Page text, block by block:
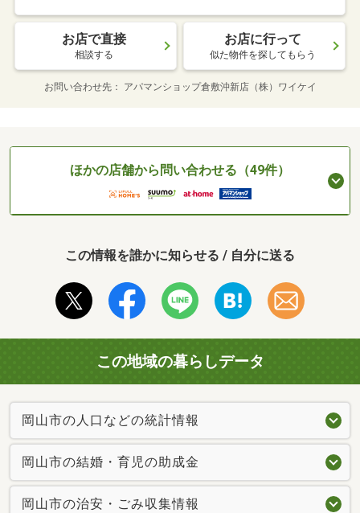
お店で直接
相談する
お店に行って
似た物件を探してもらう
お問い合わせ先 アパマンショップ倉敷沖新店（株）ワイケイ
ほかの店舗から問い合わせる（49件）
この情報を誰かに知らせる / 自分に送る
この地域の暮らしデータ
岡山市の人口などの統計情報
岡山市の結婚・育児の助成金
岡山市の治安・ごみ収集情報